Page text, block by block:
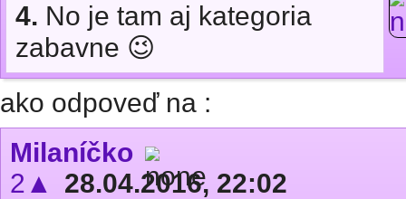
4. No je tam aj kategoria
zabavne 😉
ako odpoveď na :
Milaníčko
2▲
28.04.2016, 22:02